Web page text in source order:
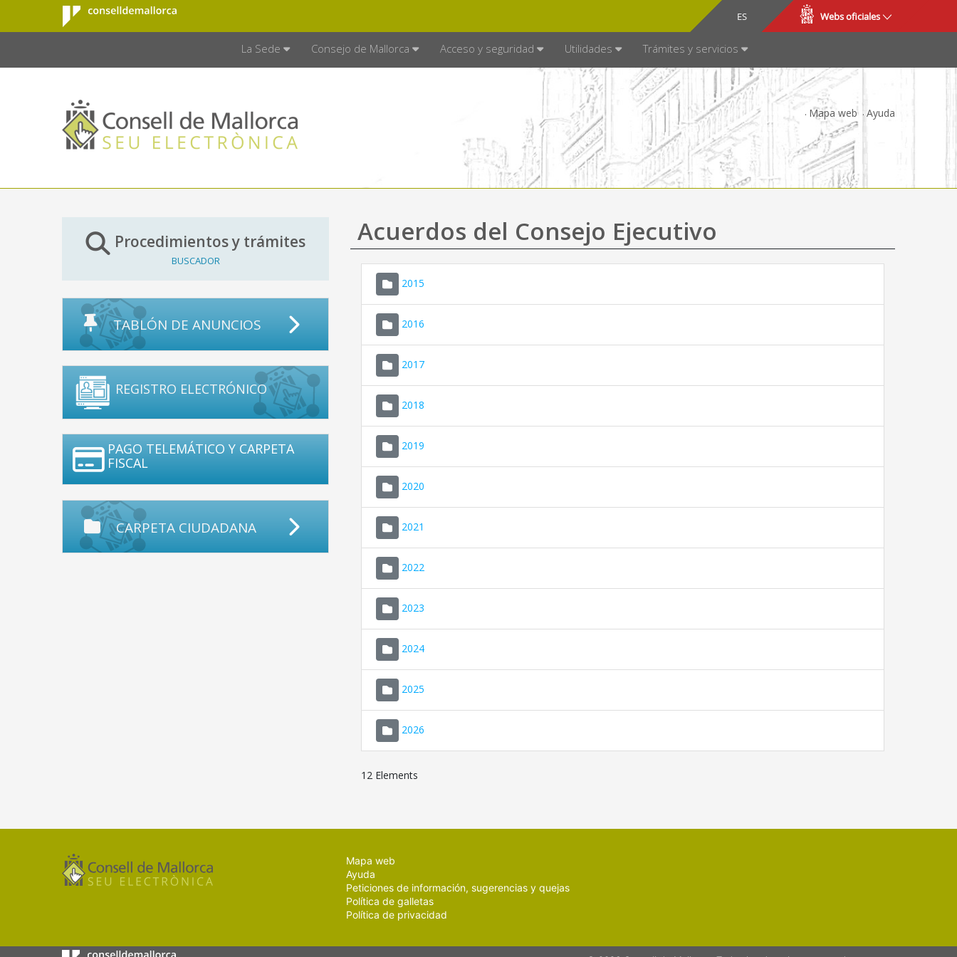
Saltar al contenido principal
Consell de
Mallorca
ES
CA Webs oficiales
La Sede Consejo de Mallorca Acceso y seguridad Utilidades Trámites y servicios
Mapa web Ayuda
Procedimientos y trámites
BUSCADOR
TABLÓN DE ANUNCIOS
REGISTRO ELECTRÓNICO
PAGO TELEMÁTICO Y CARPETA
FISCAL
CARPETA CIUDADANA
Acuerdos del Consejo Ejecutivo
2015
2016
2017
2018
2019
2020
2021
2022
2023
2024
2025
2026
12 Elements
Mapa web
Ayuda
Peticiones de información, sugerencias y quejas
Política de galletas
Política de privacidad